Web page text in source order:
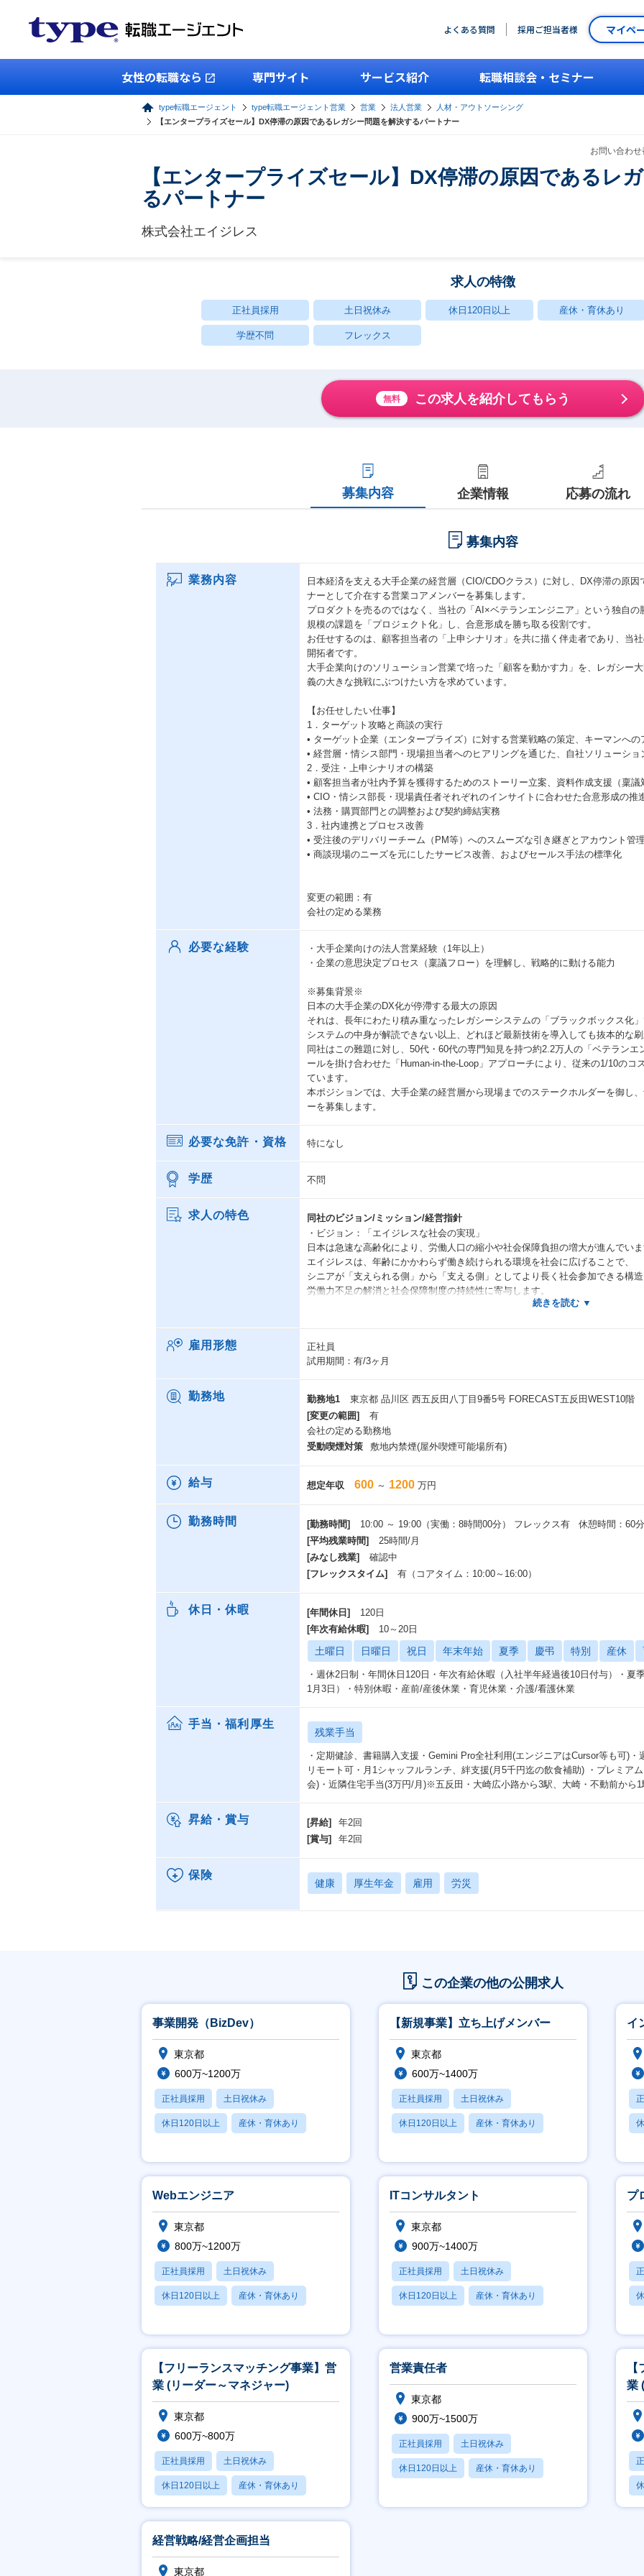
よくある質問 採用ご担当者様 マイペ
女性の転職なら 専門サイト サービス紹介 転職相談会・セミナー
type転職エージェント type転職エージェント営業 営業 法人営業
人材・アウトソーシング
【エンタープライズセール】DX停滞の原因であるレガシー問題を解決するパートナー
お問い合わ
【エンタープライズセール】DX停滞の原因であるレ
るパートナー
株式会社エイジレス
求人の特徴
正社員採用 土日祝休み 休日120日以上 産休・育休あり
学歴不問 フレックス
無料 この求人を紹介してもらう
募集内容 企業情報 応募の流れ
募集内容
業務内容
日本経済を支える大手企業の経営層（CIO/CDOクラス）に対し、DX停滞の原
ナーとして介在する営業コアメンバーを募集します。
プロダクトを売るのではなく、当社の「AI×ベテランエンジニア」という独自
規模の課題を「プロジェクト化」し、合意形成を勝ち取る役割です。
お任せするのは、顧客担当者の「上申シナリオ」を共に描く伴走者であり、当
開拓者です。
大手企業向けのソリューション営業で培った「顧客を動かす力」を、レガシー
義の大きな挑戦にぶつけたい方を求めています。
【お任せしたい仕事】
1．ターゲット攻略と商談の実行
• ターゲット企業（エンタープライズ）に対する営業戦略の策定、キーマンへの
• 経営層・情シス部門・現場担当者へのヒアリングを通じた、自社ソリューショ
2．受注・上申シナリオの構築
• 顧客担当者が社内予算を獲得するためのストーリー立案、資料作成支援（稟議
• CIO・情シス部長・現場責任者それぞれのインサイトに合わせた合意形成の推
• 法務・購買部門との調整および契約締結実務
3．社内連携とプロセス改善
• 受注後のデリバリーチーム（PM等）へのスムーズな引き継ぎとアカウント管理
• 商談現場のニーズを元にしたサービス改善、およびセールス手法の標準化
変更の範囲：有
会社の定める業務
必要な経験
・大手企業向けの法人営業経験（1年以上）
・企業の意思決定プロセス（稟議フロー）を理解し、戦略的に動ける能力
※募集背景※
日本の大手企業のDX化が停滯する最大の原因
それは、長年にわたり積み重なったレガシーシステムの「ブラックボックス化」
システムの中身が解読できない以上、どれほど最新技術を導入しても抜本的な刷
同社はこの難題に対し、50代・60代の専門知見を持つ約2.2万人の「ベテラン
ールを掛け合わせた「Human-in-the-Loop」アプローチにより、従来の1/10のコ
ています。
本ポジションでは、大手企業の経営層から現場までのステークホルダーを御し
ーを募集します。
必要な免許・資格 特になし
学歴 不問
求人の特色
同社のビジョン/ミッション/経営指針
・ビジョン：「エイジレスな社会の実現」
日本は急速な高齢化により、労働人口の縮小や社会保障負担の増大が進んでいま
エイジレスは、年齢にかかわらず働き続けられる環境を社会に広げることで、
シニアが「支えられる側」から「支える側」としてより長く社会参加できる構造
労働力不足の解消と社会保障制度の持続性に寄与します。
方をつくります。
人と企業の“年齢の壁”を取り払い、誰もが「何歳からでも挑戦できる」「何歳で
・経営指針：「社会性とビジネスの両立」
社会的課題の解決と事業成長の両立を軸に、持続可能な経営を追求します。
短期的なイグジットを目的とせず、社会に長期的な価値をもたらすビジネスを構
上場を視野に入れながらも、利益と社会性のバランスを保ち、“年齢によるしが
雇用形態
正社員
試用期間：有/3ヶ月
勤務地 勤務地1
東京都 品川区 西五反田八丁目9番5号 FORECAST五反田WEST10階
[変更の範囲]
有
会社の定める勤務地
受動喫煙対策
敷地内禁煙(屋外喫煙可能場所有)
給与 想定年収 600 ～ 1200 万円
勤務時間 [勤務時間]
10:00 ～ 19:00（実働：8時間00分） フレックス有 休憩時間：60分
[平均残業時間]
25時間/月
[みなし残業]
確認中
[フレックスタイム]
有（コアタイム：10:00～16:00）
休日・休暇 [年間休日]
120日
[年次有給休暇]
10～20日
土曜日 日曜日 祝日 年末年始 夏季 慶弔 特別 産休
・週休2日制・年間休日120日・年次有給休暇（入社半年経過後10日付与）・夏
1⽉3⽇）・特別休暇・産前/産後休業・育児休業・介護/看護休業
手当・福利厚生
残業手当
・定期健診、書籍購入支援・Gemini Pro全社利用(エンジニアはCursor等も可)
リモート可・月1シャッフルランチ、絆支援(月5千円迄の飲食補助) ・プレミア
会)・近隣住宅手当(3万円/月)※五反田・大崎広小路から3駅、大崎・不動前から
昇給・賞与 [昇給]
年2回
[賞与]
年2回
保険
健康 厚生年金 雇用 労災
この企業の他の公開求人
事業開発（BizDev）
東京都
600万~1200万
正社員採用 土日祝休み
休日120日以上 産休・育休あり
【新規事業】立ち上げメンバー
東京都
600万~1400万
正社員採用 土日祝休み
休日120日以上 産休・育休あり
イ
Webエンジニア
東京都
800万~1200万
正社員採用 土日祝休み
休日120日以上 産休・育休あり
ITコンサルタント
東京都
900万~1400万
正社員採用 土日祝休み
休日120日以上 産休・育休あり
プ
【フリーランスマッチング事業】営
業 (リーダー～マネジャー)
東京都
600万~800万
正社員採用 土日祝休み
休日120日以上 産休・育休あり
賞与あり
営業責任者
東京都
900万~1500万
正社員採用 土日祝休み
休日120日以上 産休・育休あり
業
経営戦略/経営企画担当
東京都